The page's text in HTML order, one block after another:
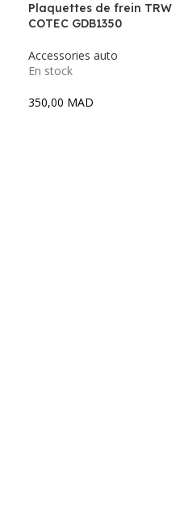
Plaquettes de frein TRW
COTEC GDB1350
Accessories auto
En stock
350,00 MAD